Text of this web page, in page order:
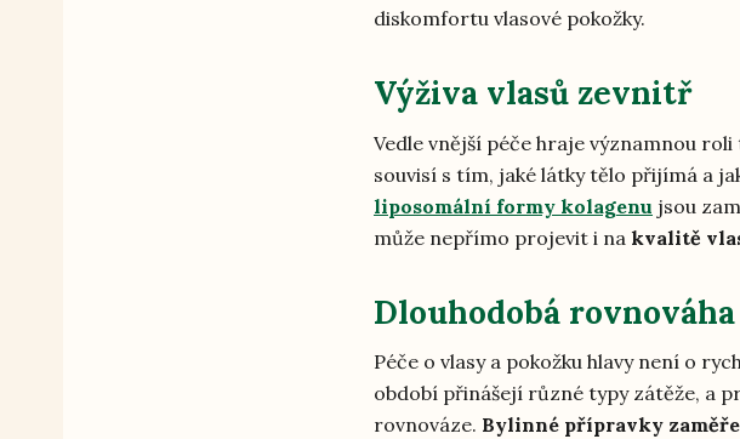
diskomfortu vlasové pokožky.
Výživa vlasů zevnitř
Vedle vnější péče hraje významnou
souvisí s tím, jaké látky tělo přijímá a
liposomální formy kolagenu jsou
může nepřímo projevit i na kvalitě
Dlouhodobá
Péče o vlasy a pokožku hlavy není o
období přinášejí různé typy zátěže, a
rovnováze. Bylinné přípravky